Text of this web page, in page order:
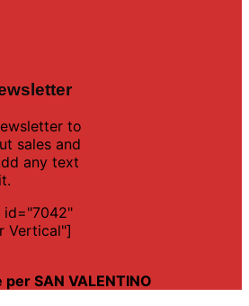
to
sales and
any text
Vertical"]
SAN VALENTINO